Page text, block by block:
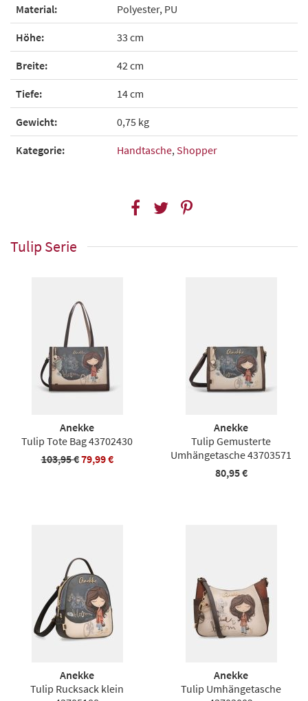
Material: Polyester, PU
Höhe: 33 cm
Breite: 42 cm
Tiefe: 14 cm
Gewicht: 0,75 kg
Kategorie: Handtasche,Shopper
Tulip Serie
Anekke
Tulip Tote Bag 43702430
103,95 €79,99 €
Anekke
Tulip Gemusterte
Umhängetasche 43703571
80,95 €
Anekke
Tulip Rucksack klein
Anekke
Tulip Umhängetasche